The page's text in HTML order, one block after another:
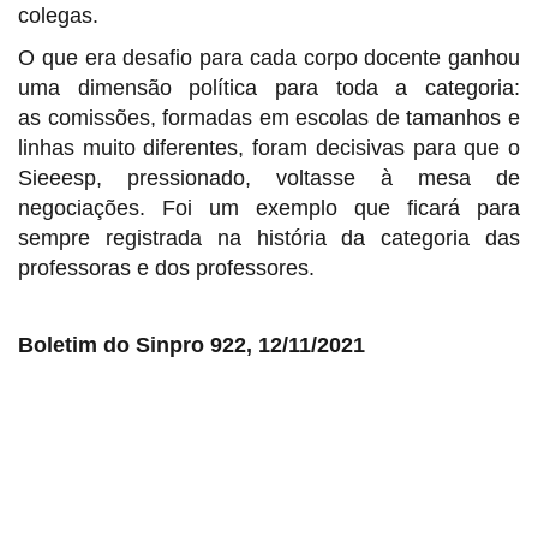
colegas.
O que era desafio para cada corpo docente ganhou
uma dimensão política para toda a categoria:
as comissões, formadas em escolas de tamanhos e
linhas muito diferentes, foram decisivas para que o
Sieeesp, pressionado, voltasse à mesa de
negociações. Foi um exemplo que ficará para
sempre registrada na história da categoria das
professoras e dos professores.
Boletim do Sinpro 922, 12/11/2021